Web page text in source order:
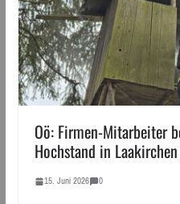
Oö: Firmen-Mitarbeiter
Hochstand in Laakirchen
15. Juni 2026 0